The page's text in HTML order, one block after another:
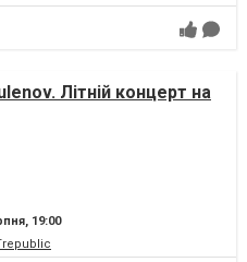
Літній концерт на
19:00